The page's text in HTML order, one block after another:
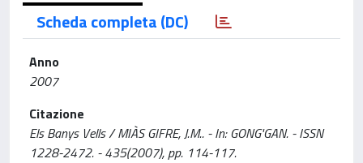
Scheda completa (DC)
Anno
2007
Citazione
Els Banys Vells / MIÀS GIFRE, J.M.. - In: GONG'GAN. - ISSN
1228-2472. - 435(2007), pp. 114-117.